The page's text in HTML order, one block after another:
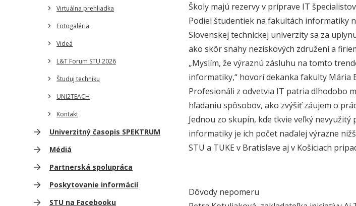
Virtuálna prehliadka
Fotogaléria
Videá
L&T Forum STU 2026
Študuj techniku
UNI2TEACH
Kontakt
Univerzitný časopis SPEKTRUM
Médiá
Partnerská spolupráca
Poskytovanie informácií
STU na Facebooku
Školy majú rezervy v príprave IT
Podiel študentiek na fakultách informatiky
Slovenskej technickej univerzity sa za
ako skôr snahy neziskových združení a
„Myslím, že výraznú zásluhu na tomto
informatiky,“ hovorí dekanka fakulty Mária
Profesionáli z odvetvia IT patria dlhodobo
hľadaniu spôsobov, ako zvýšiť záujem o
Jednou zo skupín, kde tkvie veľký
informatiky je ich počet naďalej výrazne
STU a TUKE v Bratislave aj v Košiciach
Dôvody nepomeru